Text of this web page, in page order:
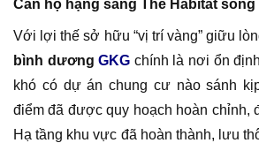
Căn hộ hạng sang The Habitat
Với lợi thế sở hữu “vị trí vàng” giữu
bình dươngGKG chính là nơi ổn
khó có dự án chung cư nào sánh
điểm đã được quy hoạch hoàn chỉnh,
Hạ tầng khu vực đã hoàn thành, lưu